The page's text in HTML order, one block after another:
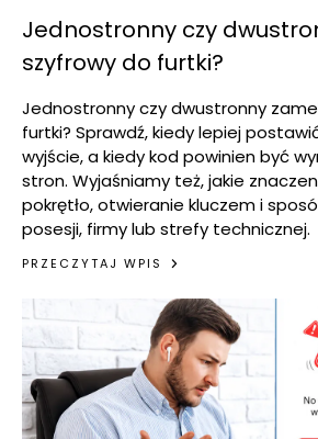
Jednostronny czy
szyfrowy do furtki?
Jednostronny czy dwustronny
furtki? Sprawdź, kiedy lepiej
wyjście, a kiedy kod powinien być
stron. Wyjaśniamy też, jakie
pokrętło, otwieranie kluczem i
posesji, firmy lub strefy technicznej.
PRZECZYTAJ WPIS